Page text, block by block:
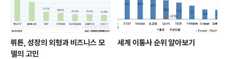
뤼튼, 성장의 외형과 비즈니스 모
델의 고민
세계 이통사 순위 알아보기